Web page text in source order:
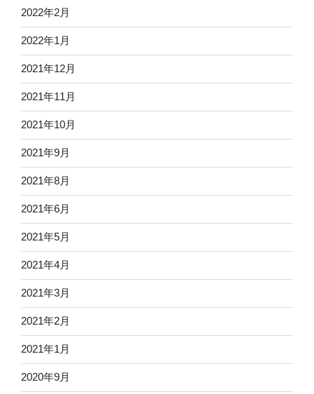
2022年2月
2022年1月
2021年12月
2021年11月
2021年10月
2021年9月
2021年8月
2021年6月
2021年5月
2021年4月
2021年3月
2021年2月
2021年1月
2020年9月